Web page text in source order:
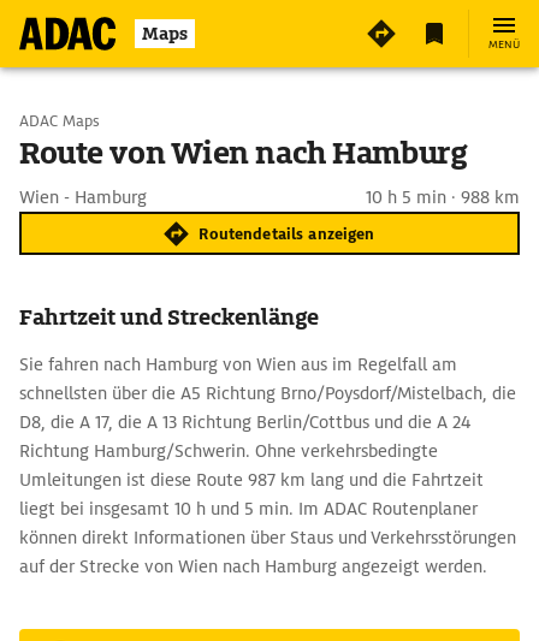
Maps MENÜ
Start wählen
ADAC Maps
Route von Wien nach Hamburg
Wien - Hamburg 10 h 5 min · 988 km
Routendetails anzeigen
Fahrtzeit und Streckenlänge
Sie fahren nach Hamburg von Wien aus im Regelfall am
schnellsten über die A5 Richtung Brno/Poysdorf/Mistelbach, die
D8, die A 17, die A 13 Richtung Berlin/Cottbus und die A 24
Richtung Hamburg/Schwerin. Ohne verkehrsbedingte
Umleitungen ist diese Route 987 km lang und die Fahrtzeit
liegt bei insgesamt 10 h und 5 min. Im ADAC Routenplaner
können direkt Informationen über Staus und Verkehrsstörungen
auf der Strecke von Wien nach Hamburg angezeigt werden.